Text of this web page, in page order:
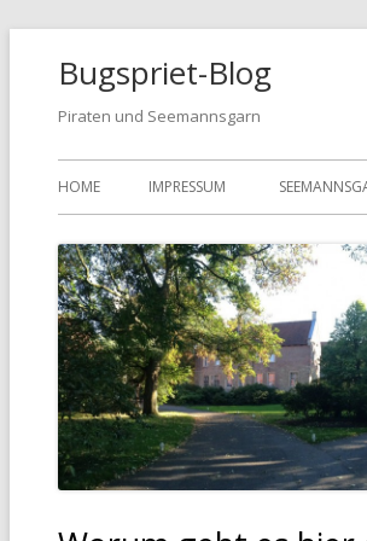
Bugspriet-Blog
Piraten und Seemannsgarn
HOME IMPRESSUM